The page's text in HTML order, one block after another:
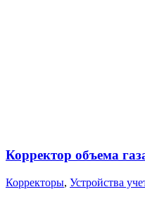
Корректор объема
Корректоры, Устройства